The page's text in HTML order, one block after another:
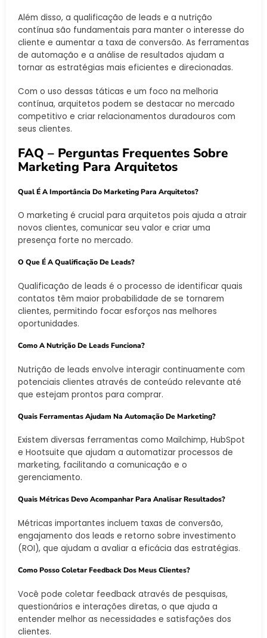
Além disso, a qualificação de leads e a nutrição
contínua são fundamentais para manter o interesse do
cliente e aumentar a taxa de conversão. As ferramentas
de automação e a análise de resultados ajudam a
tornar as estratégias mais eficientes e direcionadas.
Com o uso dessas táticas e um foco na melhoria
contínua, arquitetos podem se destacar no mercado
competitivo e criar relacionamentos duradouros com
seus clientes.
FAQ – Perguntas Frequentes Sobre
Marketing Para Arquitetos
Qual É A Importância Do Marketing Para Arquitetos?
O marketing é crucial para arquitetos pois ajuda a atrair
novos clientes, comunicar seu valor e criar uma
presença forte no mercado.
O Que É A Qualificação De Leads?
Qualificação de leads é o processo de identificar quais
contatos têm maior probabilidade de se tornarem
clientes, permitindo focar esforços nas melhores
oportunidades.
Como A Nutrição De Leads Funciona?
Nutrição de leads envolve interagir continuamente com
potenciais clientes através de conteúdo relevante até
que estejam prontos para comprar.
Quais Ferramentas Ajudam Na Automação De Marketing?
Existem diversas ferramentas como Mailchimp, HubSpot
e Hootsuite que ajudam a automatizar processos de
marketing, facilitando a comunicação e o
gerenciamento.
Quais Métricas Devo Acompanhar Para Analisar Resultados?
Métricas importantes incluem taxas de conversão,
engajamento dos leads e retorno sobre investimento
(ROI), que ajudam a avaliar a eficácia das estratégias.
Como Posso Coletar Feedback Dos Meus Clientes?
Você pode coletar feedback através de pesquisas,
questionários e interações diretas, o que ajuda a
entender melhor as necessidades e satisfações dos
clientes.